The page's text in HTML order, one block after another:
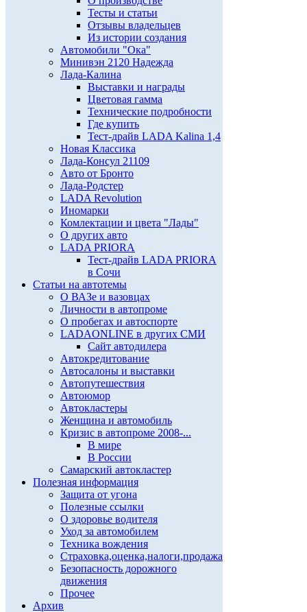
Тесты и статьи
Отзывы владельцев
Из истории создания
Автомобили "Ока"
Минивэн 2120 Надежда
Лада-Калина
Выставки и награды
Цветовая гамма
Технические подробности
Где купить
Тест-драйв LADA Kalina 1,4
Новая Классика
Лада-Консул 21109
Авто от Бронто
Лада-Родстер
LADA Revolution
Иномарки
Комлектации и цвета "Лады"
О других авто
LADA PRIORA
Тест-драйв LADA PRIORA
в Сочи
Статьи на автотемы
О ВАЗе и вазовцах
Личности в автопроме
О пробегах и автоспорте
LADAONLINE в других СМИ
Сайт автодилера
Автокредитование
Автосалоны и выставки
Автопутешествия
Автоюмор
Автокластеры
Женщина и автомобиль
Кризис в автопроме 2008-...
В мире
В России
Самарский автокластер
Полезная информация
Защита от угона
Полезные ссылки
О здоровье водителя
Уход за автомобилем
Техника вождения
Страховка,оценка,налоги,продажа
Безопасность дорожного
движения
Прочее
Архив